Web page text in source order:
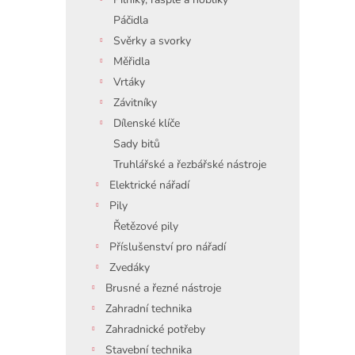
Páčidla
Svěrky a svorky
Měřidla
Vrtáky
Závitníky
Dílenské klíče
Sady bitů
Truhlářské a řezbářské nástroje
Elektrické nářadí
Pily
Řetězové pily
Příslušenství pro nářadí
Zvedáky
Brusné a řezné nástroje
Zahradní technika
Zahradnické potřeby
Stavební technika